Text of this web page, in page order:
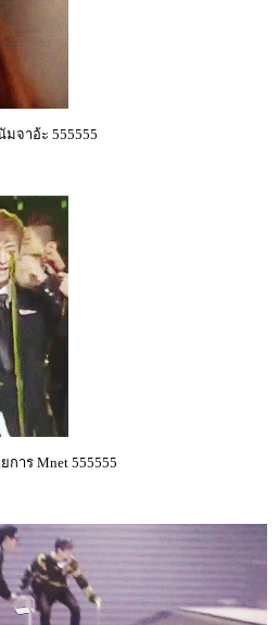
จาอ้ะ 555555
การ Mnet 555555